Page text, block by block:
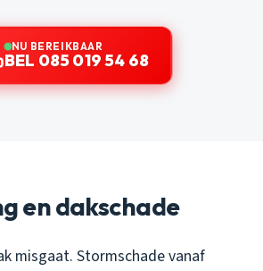
NU BEREIKBAAR
BEL 085 019 54 68
en dakschade
misgaat. Stormschade vanaf